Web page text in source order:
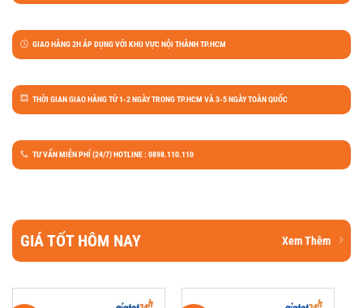
GIAO HÀNG 2H ÁP DỤNG VỚI KHU VỰC NỘI THÀNH TP.HCM
THỜI GIAN GIAO HÀNG TỪ 1-2 NGÀY TRONG TP.HCM VÀ 3-5 NGÀY TOÀN QUỐC
TƯ VẤN MIỄN PHÍ (24/7) HOTLINE : 0898.110.110
GIÁ TỐT HÔM NAY Xem Thêm